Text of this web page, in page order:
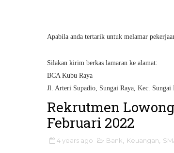
Apabila anda tertarik untuk melamar
Silakan kirim berkas lamaran ke alamat:
BCA Kubu Raya
Jl. Arteri Supadio, Sungai Raya, Kec. Sungai
Rekrutmen
Februari 2022
4 years ago Bank Keuangan